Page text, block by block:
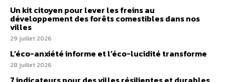
Un kit citoyen pour lever les freins au
développement des forêts comestibles dans nos
villes
29 juillet 2026
L’éco-anxiété informe et l’éco-lucidité transforme
28 juillet 2026